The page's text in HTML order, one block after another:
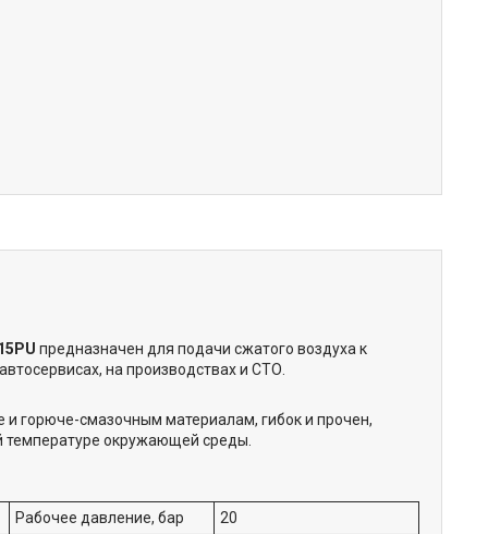
предназначен для подачи сжатого воздуха к
на производствах и СТО.
и горюче-смазочным материалам, гибок и прочен,
температуре окружающей среды.
Рабочее давление, бар 20